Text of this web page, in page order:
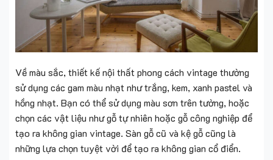
Về màu sắc, thiết kế nội thất phong cách vintage thường
sử dụng các gam màu nhạt như trắng, kem, xanh pastel và
hồng nhạt. Bạn có thể sử dụng màu sơn trên tường, hoặc
chọn các vật liệu như gỗ tự nhiên hoặc gỗ công nghiệp để
tạo ra không gian vintage. Sàn gỗ cũ và kệ gỗ cũng là
những lựa chọn tuyệt vời để tạo ra không gian cổ điển.